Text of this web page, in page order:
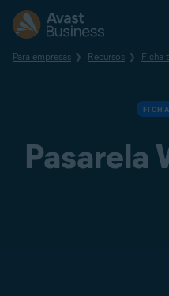
Para empresas Recursos Ficha
Pasarela